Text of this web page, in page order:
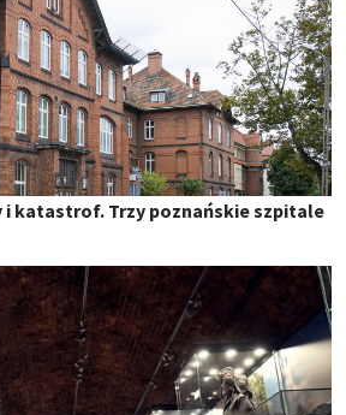
i katastrof. Trzy poznańskie szpitale